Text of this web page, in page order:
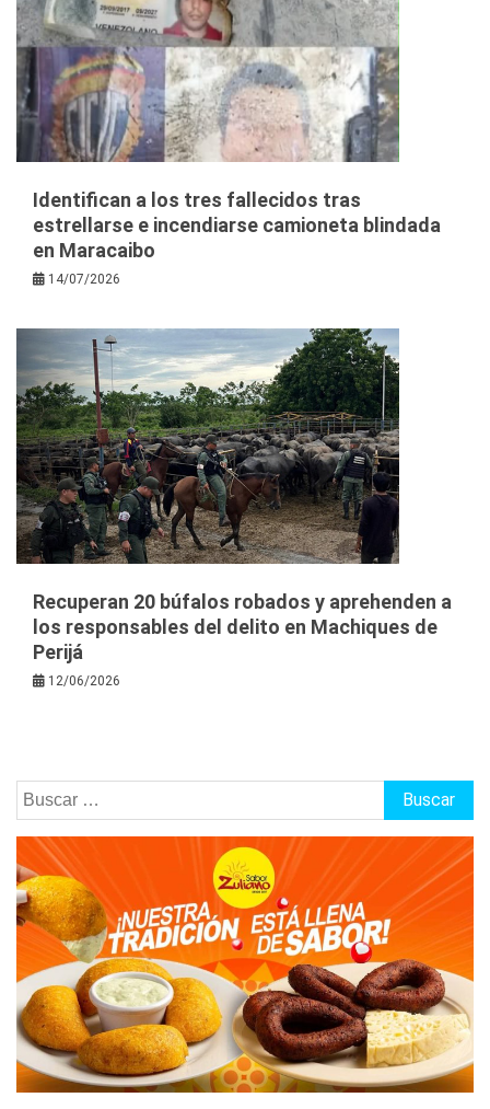
Identifican a los tres fallecidos tras
estrellarse e incendiarse camioneta blindada
en Maracaibo
14/07/2026
Recuperan 20 búfalos robados y aprehenden a
los responsables del delito en Machiques de
Perijá
12/06/2026
Buscar: